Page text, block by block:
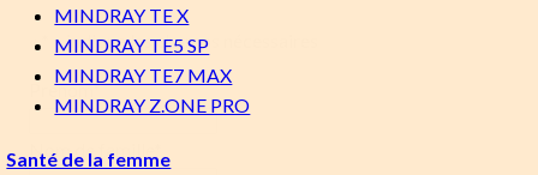
MINDRAY TE X
MINDRAY TE5 SP
MINDRAY TE7 MAX
MINDRAY Z.ONE PRO
Santé de la femme
« » indique les champs nécessaires
Prénom*
Nom de famille